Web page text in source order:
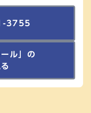
3755
ル」の